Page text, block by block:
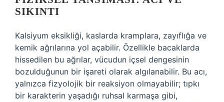
SIKINTI
Kalsiyum eksikliği, kaslarda kramplara, zayıflığa ve
kemik ağrılarına yol açabilir. Özellikle bacaklarda
hissedilen bu ağrılar, vücudun içsel dengesinin
bozulduğunun bir işareti olarak algılanabilir. Bu acı,
yalnızca fizyolojik bir reaksiyon olmayabilir; tıpkı
bir karakterin yaşadığı ruhsal karmaşa gibi,